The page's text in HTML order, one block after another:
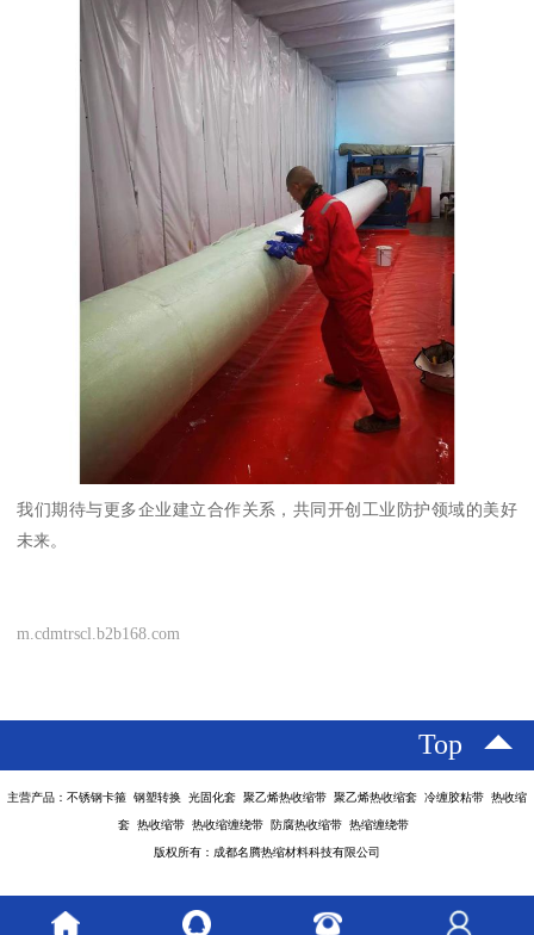
我们期待与更多企业建立合作关系，共同开创工业防护领域的美好
未来。
m.cdmtrscl.b2b168.com
Top
主营产品：不锈钢卡箍 钢塑转换 光固化套 聚乙烯热收缩带 聚乙烯热收缩套 冷缠胶粘带 热收缩
套 热收缩带 热收缩缠绕带 防腐热收缩带 热缩缠绕带
版权所有：成都名腾热缩材料科技有限公司